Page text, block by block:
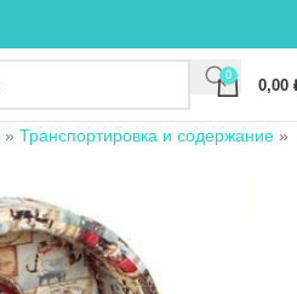
0
0,00
» Транспортировка и содержание »